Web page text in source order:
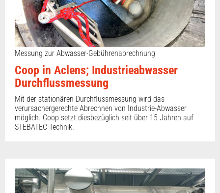
Messung zur Abwasser-Gebührenabrechnung
Coop in Aclens; Industrieabwasser
Durchflussmessung
Mit der stationären Durchflussmessung wird das
verursachergerechte Abrechnen von Industrie-Abwasser
möglich. Coop setzt diesbezüglich seit über 15 Jahren auf
STEBATEC-Technik.